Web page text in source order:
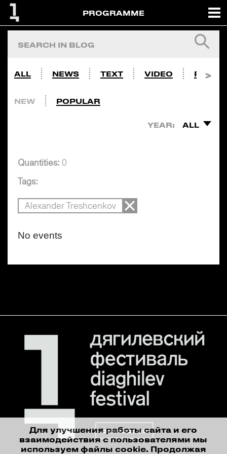
PROGRAMME
ALL NEWS TEXT VIDEO PHOTO
NEW POPULAR
YEAR: ALL
Quantities: 0
Tags:
Alexander Treshcenkov
No events
contact us
Для улучшения работы сайта и его
взаимодействия с пользователями мы
используем файлы cookie. Продолжая